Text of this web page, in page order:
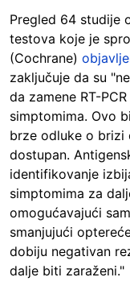
Pregled 64 studije
testova koje je
(Cochrane)
zaključuje da su
da zamene RT-
simptomima. Ovo
brze odluke o brizi
dostupan.
identifikovanje
simptomima za
omogućavajući
smanjujući
dobiju negativan
dalje biti zaraženi."